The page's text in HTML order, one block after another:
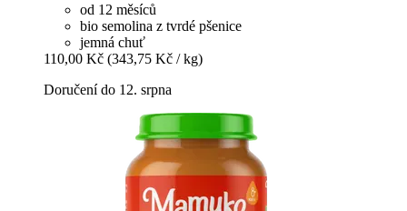
od 12 měsíců
bio semolina z tvrdé pšenice
jemná chuť
110,00 Kč (343,75 Kč / kg)
Doručení do 12. srpna